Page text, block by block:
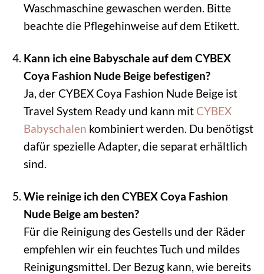
Waschmaschine gewaschen werden. Bitte
beachte die Pflegehinweise auf dem Etikett.
Kann ich eine Babyschale auf dem CYBEX
Coya Fashion Nude Beige befestigen?
Ja, der CYBEX Coya Fashion Nude Beige ist
Travel System Ready und kann mit CYBEX
Babyschalen kombiniert werden. Du benötigst
dafür spezielle Adapter, die separat erhältlich
sind.
Wie reinige ich den CYBEX Coya Fashion
Nude Beige am besten?
Für die Reinigung des Gestells und der Räder
empfehlen wir ein feuchtes Tuch und mildes
Reinigungsmittel. Der Bezug kann, wie bereits